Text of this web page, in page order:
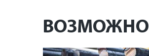
ВОЗМОЖНО